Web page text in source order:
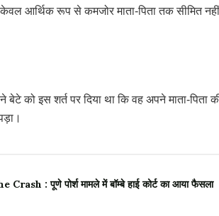
आर्थिक रूप से कमजोर माता-पिता तक सीमित नहीं
को इस शर्त पर दिया था कि वह अपने माता-पिता
: पूणे पोर्श मामले में बॉम्बे हाई कोर्ट का आया फैसला